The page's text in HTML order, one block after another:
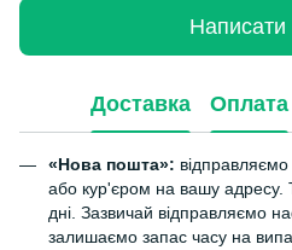
Написати
Доставка Оплата
«Нова пошта»:
або кур'єром на вашу адресу.
дні. Зазвичай відправляємо
залишаємо запас часу на